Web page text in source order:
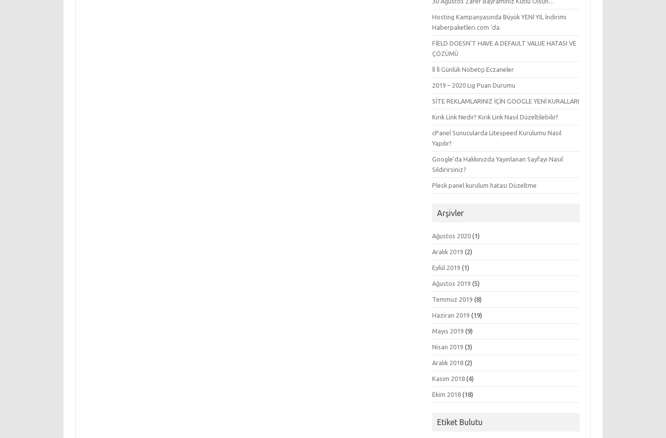
Hosting Kampanyasında Büyük YENİ YIL İndirimi
Haberpaketleri.com ‘da.
FİELD DOESN’T HAVE A DEFAULT VALUE HATASI VE
ÇÖZÜMÜ
İl İl Günlük Nöbetçi Eczaneler
2019 – 2020 Lig Puan Durumu
SİTE REKLAMLARINIZ İÇİN GOOGLE YENİ KURALLARI
Kırık Link Nedir? Kırık Link Nasıl Düzeltilebilir?
cPanel Sunucularda Litespeed Kurulumu Nasıl
Yapılır?
Google’da Hakkınızda Yayınlanan Sayfayı Nasıl
Sildirirsiniz?
Plesk panel kurulum hatası Düzeltme
Arşivler
Ağustos 2020 (1)
Aralık 2019 (2)
Eylül 2019 (1)
Ağustos 2019 (5)
Temmuz 2019 (8)
Haziran 2019 (19)
Mayıs 2019 (9)
Nisan 2019 (3)
Aralık 2018 (2)
Kasım 2018 (4)
Ekim 2018 (18)
Etiket Bulutu